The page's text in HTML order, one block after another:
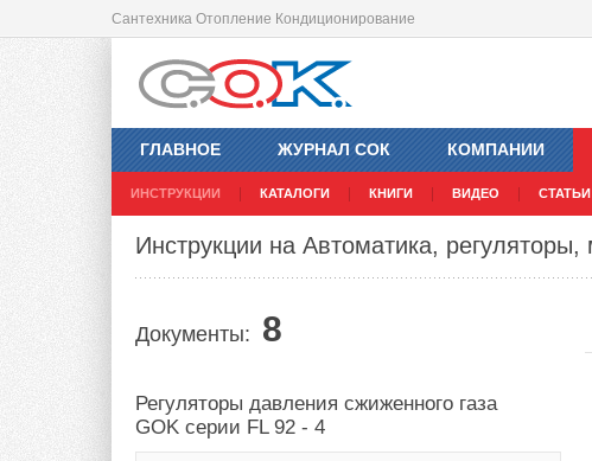
Сантехника Отопление Кондиционирование
ГЛАВНОЕ ЖУРНАЛ СОК КОМПАНИИ
ИНСТРУКЦИИ КАТАЛОГИ КНИГИ ВИДЕО
Инструкции на Автоматика,
Документы: 8
Регуляторы давления сжиженного газа
GOK серии FL 92 - 4